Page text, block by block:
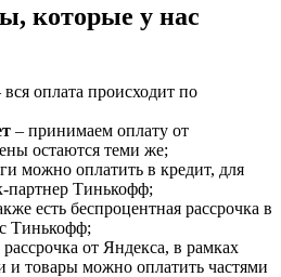
которые у нас
вся оплата происходит по
– принимаем оплату от
остаются теми же;
можно оплатить в кредит, для
партнер Тинькофф;
есть беспроцентная рассрочка в
Тинькофф;
рассрочка от Яндекса, в рамках
и товары можно оплатить частями